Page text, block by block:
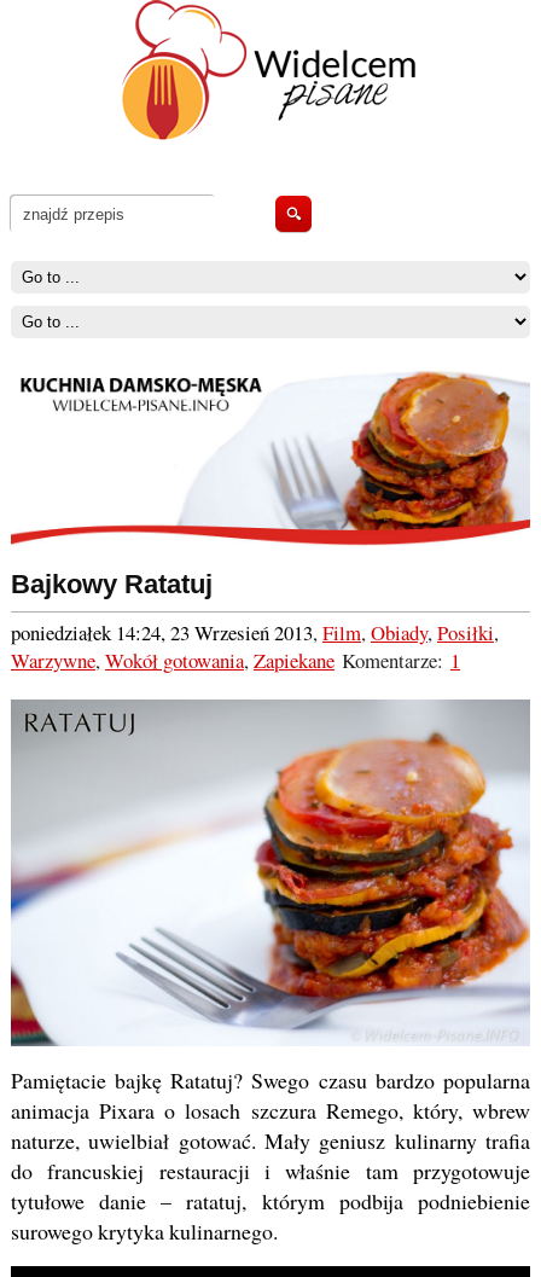
Bajkowy Ratatuj
poniedziałek 14:24, 23 Wrzesień 2013,Film,Obiady,Posiłki,
Warzywne,Wokół gotowania,ZapiekaneKomentarze: 1
Pamiętacie bajkę Ratatuj? Swego czasu bardzo popularna
animacja Pixara o losach szczura Remego, który, wbrew
naturze, uwielbiał gotować. Mały geniusz kulinarny trafia
do francuskiej restauracji i właśnie tam przygotowuje
tytułowe danie – ratatuj, którym podbija podniebienie
surowego krytyka kulinarnego.